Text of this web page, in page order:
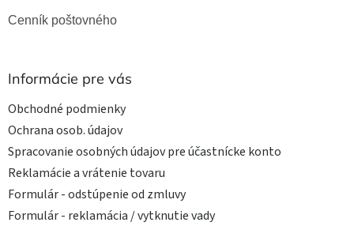
Cenník poštovného
Informácie pre vás
Obchodné podmienky
Ochrana osob. údajov
Spracovanie osobných údajov pre účastnícke konto
Reklamácie a vrátenie tovaru
Formulár - odstúpenie od zmluvy
Formulár - reklamácia / vytknutie vady